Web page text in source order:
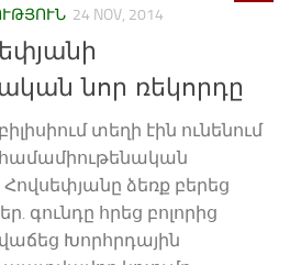
24 NOV, 2014
նոր ռեկորդը
տեղի էին ունենում
ձեռք բերեց
գունդը հրեց բոլորից
Խորհրդային